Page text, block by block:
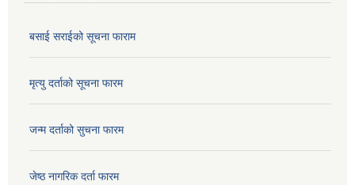
बसाई सराईको सूचना फाराम
मृत्यु दर्ताको सूचना फारम
जन्म दर्ताको सुचना फारम
जेष्ठ नागरिक दर्ता फारम